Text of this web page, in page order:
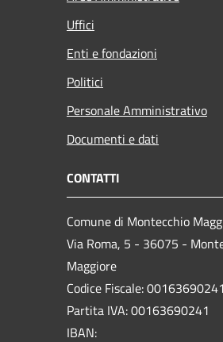
Uffici
Enti e fondazioni
Politici
Personale Amministrativo
Documenti e dati
CONTATTI
Comune di Montecchio
Via Roma, 5 - 36075 -
Maggiore
Codice Fiscale: 00163690241
Partita IVA: 00163690241
IBAN: